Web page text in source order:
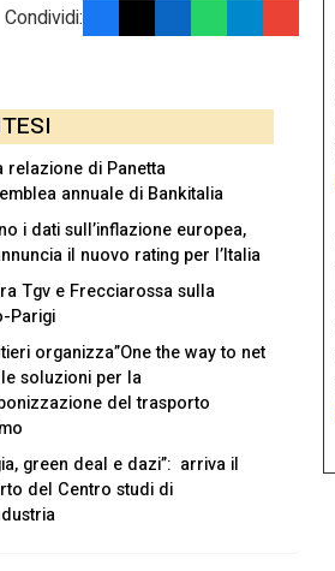
Condividi:
relazione di Panetta
annuale di Bankitalia
i dati sull’inflazione europea,
il nuovo rating per l’Italia
Tgv e Frecciarossa sulla
Parigi
organizza”One the way to net
soluzioni per la
del trasporto
green deal e dazi”: arriva il
del Centro studi di